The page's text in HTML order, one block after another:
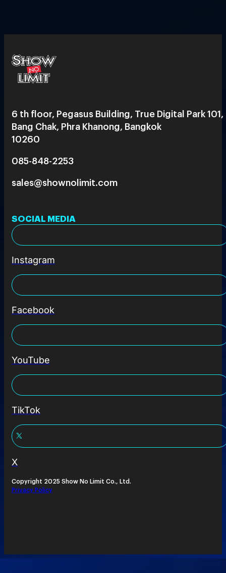
6 th floor, Pegasus Building, True Digital Park 101,
Bang Chak, Phra Khanong, Bangkok
10260
085-848-2253
sales@shownolimit.com
SOCIAL MEDIA
Instagram
Facebook
YouTube
TikTok
X
Copyright 2025 Show No Limit Co., Ltd.
Privacy Policy